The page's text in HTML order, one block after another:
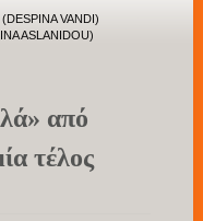
VANDI)
ASLANIDOU)
από
τέλος